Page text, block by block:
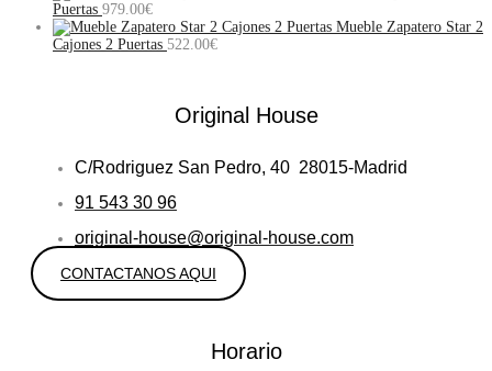
Puertas 979.00€
Mueble Zapatero Star 2
Cajones 2 Puertas 522.00€
Original House
C/Rodriguez San Pedro, 40 28015-Madrid
91 543 30 96
original-house@original-house.com
CONTACTANOS AQUI
Horario